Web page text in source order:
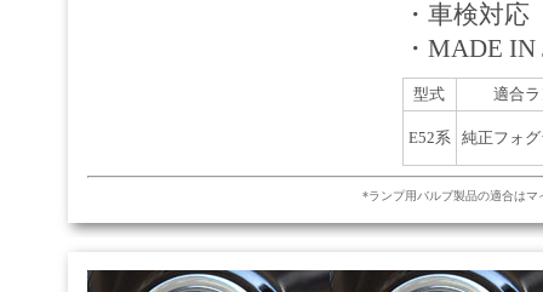
・車検対応
・MADE IN
型式 適合
E52系 純正フォ
*ランプ用バルブ製品の適合は